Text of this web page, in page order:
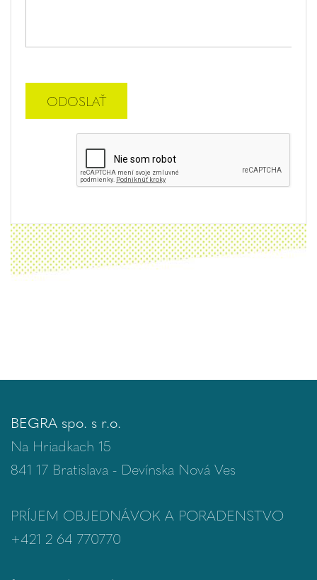
BEGRA spo. s r.o.
Na Hriadkach 15
841 17 Bratislava - Devínska Nová Ves
PRÍJEM OBJEDNÁVOK A PORADENSTVO
+421 2 64 770770